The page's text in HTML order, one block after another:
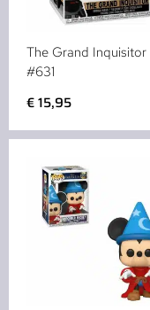
The Grand Inquisitor
#631
€15,95